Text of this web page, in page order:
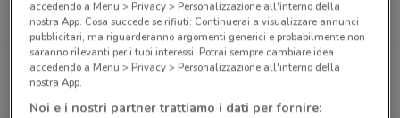
Viale Petrarca Livorno
712 m
CHIUSO
Pisa - Via Cisanello Pisa
20 km
accedendo a Menu > Privacy > Personalizzazione all'interno della
nostra App. Cosa succede se rifiuti: Continuerai a visualizzare annunci
pubblicitari, ma riguarderanno argomenti generici e probabilmente non
saranno rilevanti per i tuoi interessi. Potrai sempre cambiare idea
accedendo a Menu > Privacy > Personalizzazione all'interno della
nostra App.
Noi e i nostri partner trattiamo i dati per fornire: